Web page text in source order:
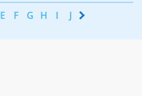
E F G H I J K